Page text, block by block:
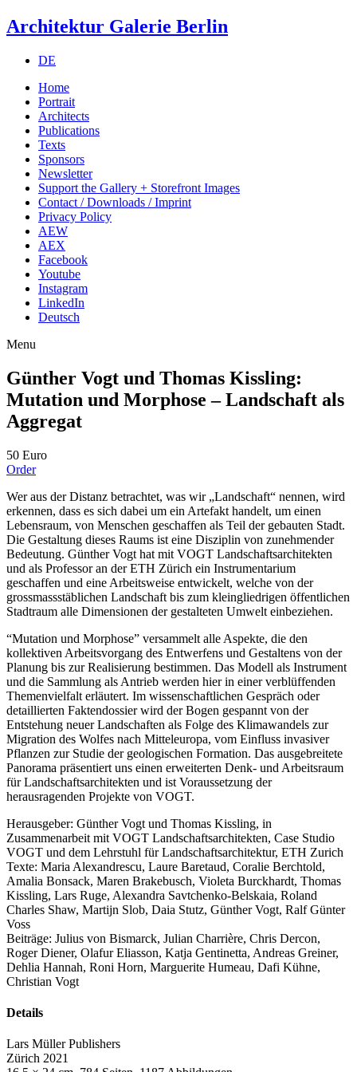
Architektur Galerie Berlin
DE
Home
Portrait
Architects
Publications
Texts
Sponsors
Newsletter
Support the Gallery + Storefront Images
Contact / Downloads / Imprint
Privacy Policy
AEW
AEX
Facebook
Youtube
Instagram
LinkedIn
Deutsch
Menu
Günther Vogt und Thomas Kissling:
Mutation und Morphose – Landschaft als
Aggregat
50 Euro
Order
Wer aus der Distanz betrachtet, was wir „Landschaft“ nennen, wird
erkennen, dass es sich dabei um ein Artefakt handelt, um einen
Lebensraum, von Menschen geschaffen als Teil der gebauten Stadt.
Die Gestaltung dieses Raums ist eine Disziplin von zunehmender
Bedeutung. Günther Vogt hat mit VOGT Landschaftsarchitekten
und als Professor an der ETH Zürich ein Instrumentarium
geschaffen und eine Arbeitsweise entwickelt, welche von der
grossmassstäblichen Landschaft bis zum kleingliedrigen öffentlichen
Stadtraum alle Dimensionen der gestalteten Umwelt einbeziehen.
“Mutation und Morphose” versammelt alle Aspekte, die den
kollektiven Arbeitsvorgang des Entwerfens und Gestaltens von der
Planung bis zur Realisierung bestimmen. Das Modell als Instrument
und die Sammlung als Antrieb werden hier in einer verblüffenden
Themenvielfalt erläutert. Im wissenschaftlichen Gespräch oder
detaillierten Faktendossier wird der Bogen gespannt von der
Entstehung neuer Landschaften als Folge des Klimawandels zur
Migration des Wolfes nach Mitteleuropa, vom Einfluss invasiver
Pflanzen zur Studie der geologischen Formation. Das ausgebreitete
Panorama präsentiert uns einen erweiterten Denk- und Arbeitsraum
für Landschaftsarchitekten und ist Voraussetzung der
herausragenden Projekte von VOGT.
Herausgeber: Günther Vogt und Thomas Kissling, in
Zusammenarbeit mit VOGT Landschaftsarchitekten, Case Studio
VOGT und dem Lehrstuhl für Landschaftsarchitektur, ETH Zurich
Texte: Maria Alexandrescu, Laure Baretaud, Coralie Berchtold,
Amalia Bonsack, Maren Brakebusch, Violeta Burckhardt, Thomas
Kissling, Lars Ruge, Alexandra Savtchenko-Belskaia, Roland
Charles Shaw, Martijn Slob, Daia Stutz, Günther Vogt, Ralf Günter
Voss
Beiträge: Julius von Bismarck, Julian Charrière, Chris Dercon,
Roger Diener, Olafur Eliasson, Katja Gentinetta, Andreas Greiner,
Dehlia Hannah, Roni Horn, Marguerite Humeau, Dafi Kühne,
Christian Vogt
Details
Lars Müller Publishers
Zürich 2021